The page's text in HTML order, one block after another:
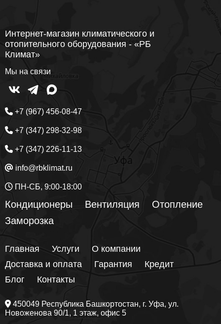
Интернет-магазин климатического и
отопительного оборудования - «РБ
Климат»
Мы на связи
+7 (967) 456-08-47
+7 (347) 298-32-98
+7 (347) 226-11-13
info@rbklimat.ru
ПН-СБ, 9:00-18:00
Кондиционеры Вентиляция
Отопление
Заморозка
Главная Услуги
О компании
Доставка и оплата
Гарантия
Кредит
Блог
Контакты
450049 Республика Башкортостан, г. Уфа, ул.
Новоженова 90/1, 1 этаж, офис 5